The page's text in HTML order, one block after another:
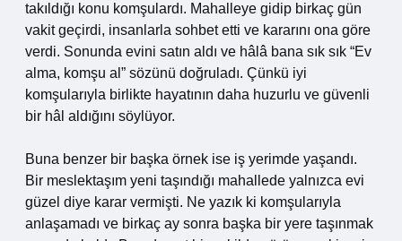
takıldığı konu komşulardı. Mahalleye gidip birkaç gün
vakit geçirdi, insanlarla sohbet etti ve kararını ona göre
verdi. Sonunda evini satın aldı ve hâlâ bana sık sık “Ev
alma, komşu al” sözünü doğruladı. Çünkü iyi
komşularıyla birlikte hayatının daha huzurlu ve güvenli
bir hâl aldığını söylüyor.
Buna benzer bir başka örnek ise iş yerimde yaşandı.
Bir meslektaşım yeni taşındığı mahallede yalnızca evi
güzel diye karar vermişti. Ne yazık ki komşularıyla
anlaşamadı ve birkaç ay sonra başka bir yere taşınmak